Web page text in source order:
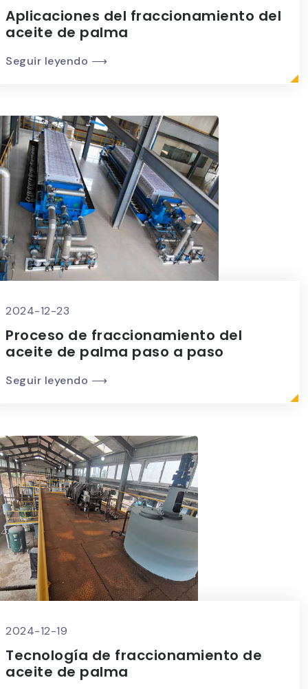
Aplicaciones del fraccionamiento del
aceite de palma
Seguir leyendo ⟶
2024-12-23
Proceso de fraccionamiento del
aceite de palma paso a paso
Seguir leyendo ⟶
2024-12-19
Tecnología de fraccionamiento de
aceite de palma